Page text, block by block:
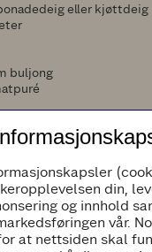
eller kjøttdeig
buljong
i en
din,
og innhold
vår.
at nettsiden skal